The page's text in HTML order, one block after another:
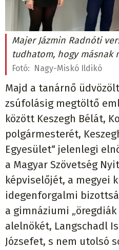
Majer Jázmin Radnóti
tudhatom, hogy másnak
Fotó: Nagy-Miskó Ildikó
Majd a tanárnő
zsúfolásig megtöltő
között Keszegh Bélát,
polgármesterét,
Egyesület“ jelenlegi
a Magyar Szövetség
képviselőjét, a megyei
idegenforgalmi
a gimnáziumi
alelnökét, Langschadl
Józsefet, s nem utolsó